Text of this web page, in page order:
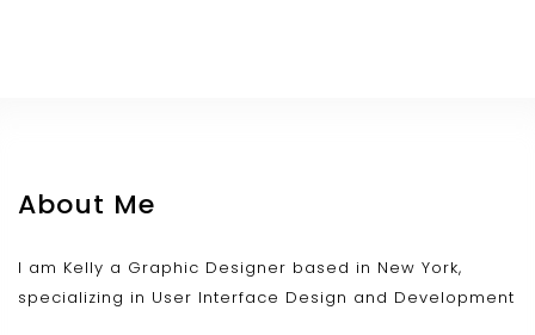
About Me
I am Kelly a Graphic Designer based in New York,
specializing in User Interface Design and Development